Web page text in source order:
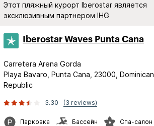
Этот пляжный курорт Iberostar является
эксклюзивным партнером IHG
Iberostar Waves Punta Cana
Carretera Arena Gorda
Playa Bavaro, Punta Cana, 23000, Dominican
Republic
3.30 (3 reviews)
Парковка Бассейн Спа-салон